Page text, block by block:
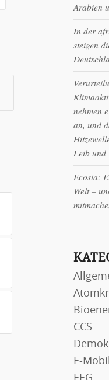
Arabien
In der
steigen
nehmen
an, und
Leib und
Ecosia:
Welt –
CCS
E-